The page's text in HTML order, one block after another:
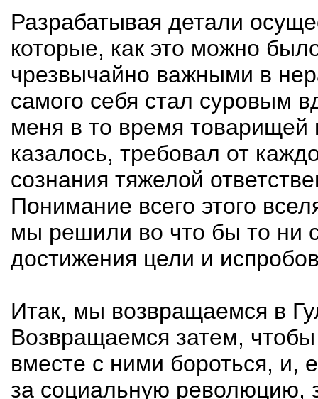
Разрабатывая детали
которые, как это можно
чрезвычайно важными в
самого себя стал суровым
меня в то время товарищей
казалось, требовал от
сознания тяжелой
Понимание всего этого
мы решили во что бы то ни
достижения цели и
Итак, мы возвращаемся в
Возвращаемся затем, чтобы
вместе с ними бороться, и,
за социальную революцию,